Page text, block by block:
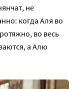
не
когда Аля во
во весь
а Алю